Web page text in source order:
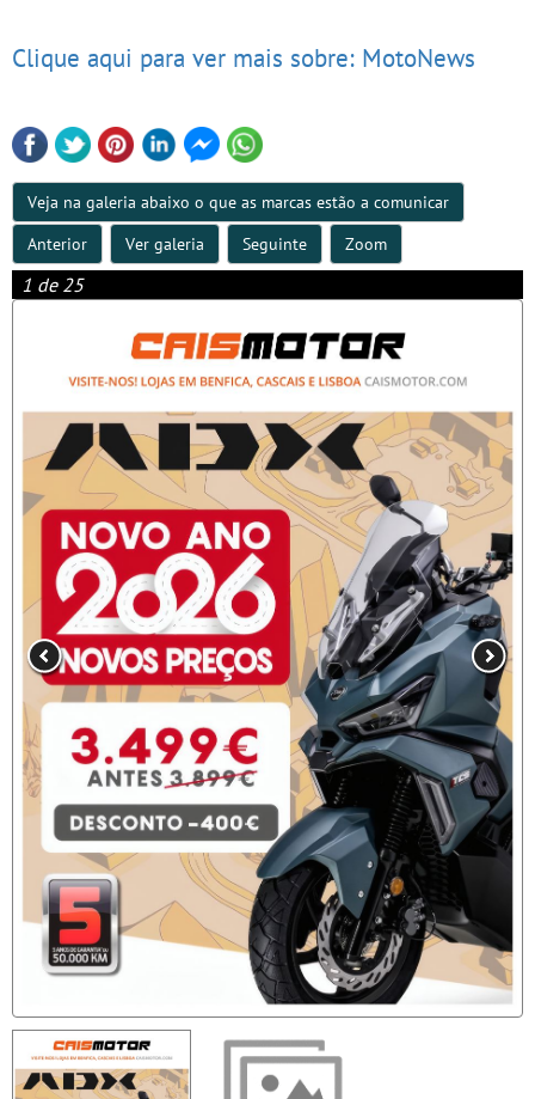
Clique aqui para ver mais sobre: MotoNews
Veja na galeria abaixo o que as marcas estão a comunicar
Anterior
Ver galeria Seguinte Zoom
1 de 25